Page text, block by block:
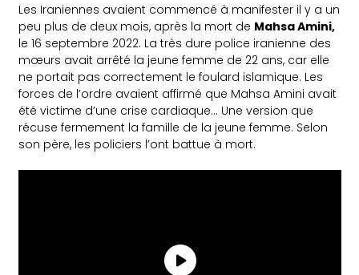
Les Iraniennes avaient commencé à manifester il y a un
peu plus de deux mois, après la mort de Mahsa Amini,
le 16 septembre 2022. La très dure police iranienne des
mœurs avait arrêté la jeune femme de 22 ans, car elle
ne portait pas correctement le foulard islamique. Les
forces de l’ordre avaient affirmé que Mahsa Amini avait
été victime d’une crise cardiaque… Une version que
récuse fermement la famille de la jeune femme. Selon
son père, les policiers l’ont battue à mort.